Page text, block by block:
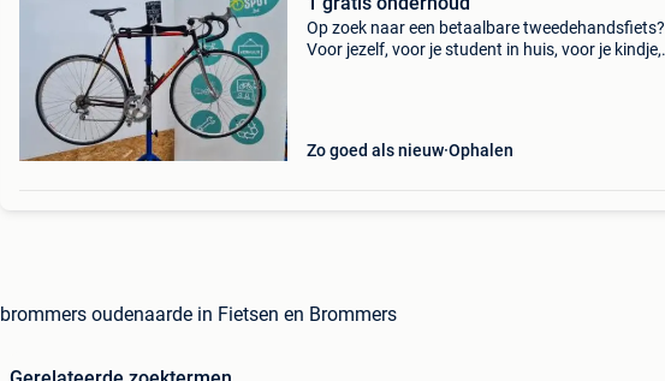
Op zoek naar een betaalbare tweedehandsfiets?
Voor jezelf, voor je student in huis, voor je kindje,
Zo goed als nieuw Ophalen
brommers oudenaarde in Fietsen en Brommers